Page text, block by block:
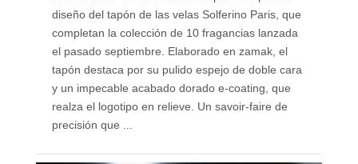
diseño del tapón de las velas Solferino Paris, que
completan la colección de 10 fragancias lanzada
el pasado septiembre. Elaborado en zamak, el
tapón destaca por su pulido espejo de doble cara
y un impecable acabado dorado e-coating, que
realza el logotipo en relieve. Un savoir-faire de
precisión que ...